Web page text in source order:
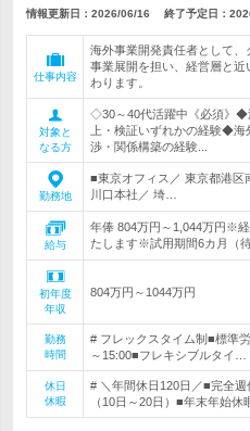
情報更新日：2026/06/16 終了予定日：
仕事内容
海外事業開発責任者として
事業展開を担い、経営層と
わります。
対象と
なる方
◇30～40代活躍中《必須》◆
上・検証いずれかの経験◆
渉・関係構築の経験...
勤務地
■東京オフィス／ 東京都港区
川口本社／ 埼…
給与
年俸 804万円～1,044万円※
たします※試用期間6カ月（待
初年度
年収
804万円～1044万円
勤務
時間
# フレックスタイム制■標準
～15:00■フレキシブルタイ…
休日
休暇
# ＼年間休日120日／■完全
（10日～20日）■年末年始休